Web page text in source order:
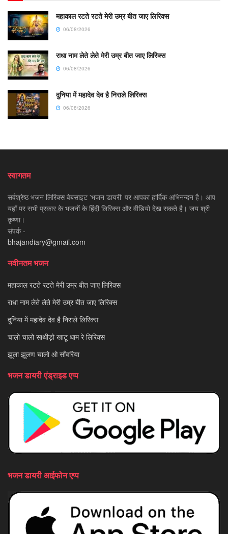
महाकाल रटते रटते मेरी उम्र बीत जाए लिरिक्स
06/08/2026
राधा नाम लेते लेते मेरी उम्र बीत जाए लिरिक्स
06/08/2026
दुनिया में महादेव देव है निराले लिरिक्स
06/08/2026
स्वागतम
सर्वश्रेष्ठ भजन लिरिक्स वेबसाइट 'भजन डायरी' पर आपका हार्दिक अभिनन्दन है। आप
यहाँ पर सभी प्रकार के भजनों के हिंदी लिरिक्स और वीडियो देख सकते है। जय श्री
कृष्णा।
संपर्क -
bhajandiary@gmail.com
नवीनतम भजन
महाकाल रटते रटते मेरी उम्र बीत जाए लिरिक्स
राधा नाम लेते लेते मेरी उम्र बीत जाए लिरिक्स
दुनिया में महादेव देव है निराले लिरिक्स
चालो चालो साथीड़ो खाटू धाम रे लिरिक्स
झूला झूलण चालो ओ साँवरिया
भजन डायरी एंड्राइड एप्प
भजन डायरी आईफोन एप्प